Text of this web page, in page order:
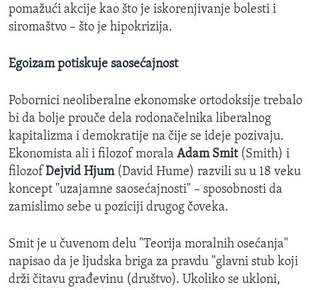
pomažući akcije kao što je iskorenjivanje bolesti i
siromaštvo – što je hipokrizija.
Egoizam potiskuje saosećajnost
Pobornici neoliberalne ekonomske ortodoksije trebalo
bi da bolje prouče dela rodonačelnika liberalnog
kapitalizma i demokratije na čije se ideje pozivaju.
Ekonomista ali i filozof morala Adam Smit(Smith) i
filozof Dejvid Hjum (David Hume) razvili su u 18 veku
koncept "uzajamne saosećajnosti" – sposobnosti da
zamislimo sebe u poziciji drugog čoveka.
Smit je u čuvenom delu "Teorija moralnih osećanja"
napisao da je ljudska briga za pravdu "glavni stub koji
drži čitavu građevinu (društvo). Ukoliko se ukloni,